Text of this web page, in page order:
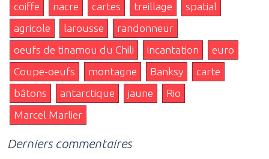
coiffe nacre cartes treillage
spatial
agricole
larousse
randonneur
oeufs de tinamou du Chili
incantation
euro
Coupe-oeufs
montagne Banksy
carte
bâtons
antarctique jaune
Rio
Marcel Marlier
Derniers commentaires